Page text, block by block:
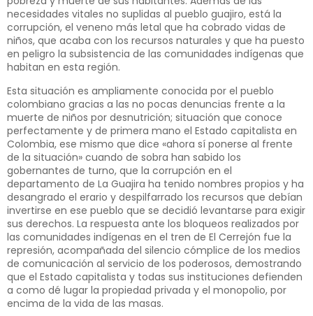
necesidades vitales no suplidas al pueblo guajiro, está la
corrupción, el veneno más letal que ha cobrado vidas de
niños, que acaba con los recursos naturales y que ha puesto
en peligro la subsistencia de las comunidades indígenas que
habitan en esta región.
Esta situación es ampliamente conocida por el pueblo
colombiano gracias a las no pocas denuncias frente a la
muerte de niños por desnutrición; situación que conoce
perfectamente y de primera mano el Estado capitalista en
Colombia, ese mismo que dice «ahora sí ponerse al frente
de la situación» cuando de sobra han sabido los
gobernantes de turno, que la corrupción en el
departamento de La Guajira ha tenido nombres propios y ha
desangrado el erario y despilfarrado los recursos que debían
invertirse en ese pueblo que se decidió levantarse para exigir
sus derechos. La respuesta ante los bloqueos realizados por
las comunidades indígenas en el tren de El Cerrejón fue la
represión, acompañada del silencio cómplice de los medios
de comunicación al servicio de los poderosos, demostrando
que el Estado capitalista y todas sus instituciones defienden
a como dé lugar la propiedad privada y el monopolio, por
encima de la vida de las masas.